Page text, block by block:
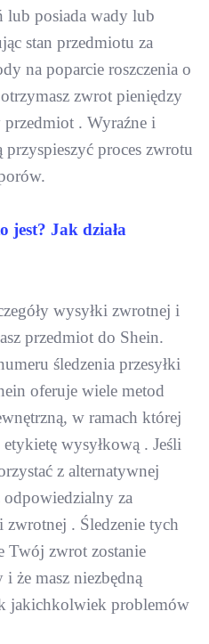
lub posiada wady lub
stan przedmiotu za
na poparcie roszczenia o
zwrot pieniędzy
. Wyraźne i
przyspieszyć proces zwrotu
jest? Jak działa
wysyłki zwrotnej i
przedmiot do Shein.
śledzenia przesyłki
oferuje wiele metod
w ramach której
wysyłkową . Jeśli
z alternatywnej
za
. Śledzenie tych
Twój zwrot zostanie
że masz niezbędną
jakichkolwiek problemów